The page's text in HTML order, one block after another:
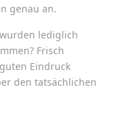
genau an.
lediglich
Frisch
Eindruck
den tatsächlichen